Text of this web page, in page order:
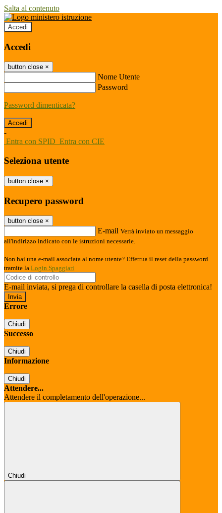
Salta al contenuto
Accedi
Accedi
button close ×
Nome Utente
Password
Password dimenticata?
-
Entra con SPID Entra con CIE
Seleziona utente
button close ×
Recupero password
button close ×
E-mail Verrà inviato un messaggio
all'indirizzo indicato con le istruzioni necessarie.
Non hai una e-mail associata al nome utente? Effettua il reset della password
tramite la Login Spaggiari
E-mail inviata, si prega di controllare la casella di posta elettronica!
Errore
Chiudi
Successo
Chiudi
Informazione
Chiudi
Attendere...
Attendere il completamento dell'operazione...
Chiudi